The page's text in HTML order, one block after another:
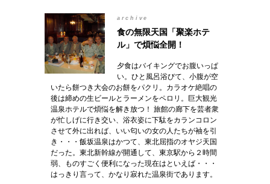
archive
食の無限天国「聚楽ホテ
ル」で煩悩全開！
夕食はバイキングでお腹いっぱ
い。ひと風呂浴びて、小腹が空
いたら餅つき大会のお餅をパクリ。カラオケ絶唱の
後は締めの生ビールとラーメンをペロリ。巨大観光
温泉ホテルで煩悩を解き放つ！ 旅館の廊下を芸者衆
が忙しげに行き交い、浴衣姿に下駄をカランコロン
させて外に出れば、いい匂いの女の人たちが袖を引
き・・・飯坂温泉はかつて、東北屈指のオヤジ天国
だった。東北新幹線が開通して、東京駅から２時間
弱、ものすごく便利になった現在はといえば・・・
はっきり言って、かなり寂れた温泉街であります。